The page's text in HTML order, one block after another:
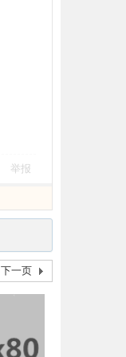
举报
下一页